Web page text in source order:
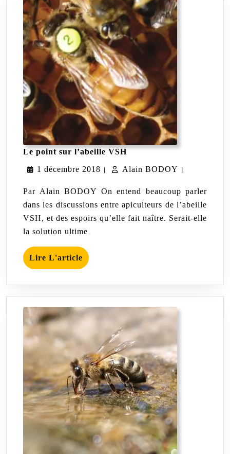
Le point sur l’abeille VSHLe
sur
VSH
1 décembre 2018 1| Alain BODOY Alain
|
Par Alain BODOY On entend beaucoup parler
dans les discussions entre apiculteurs de l’abeille
VSH, et des espoirs qu’elle fait naître. Serait-elle
la solution ultime
Lire L'article Lire
L'article